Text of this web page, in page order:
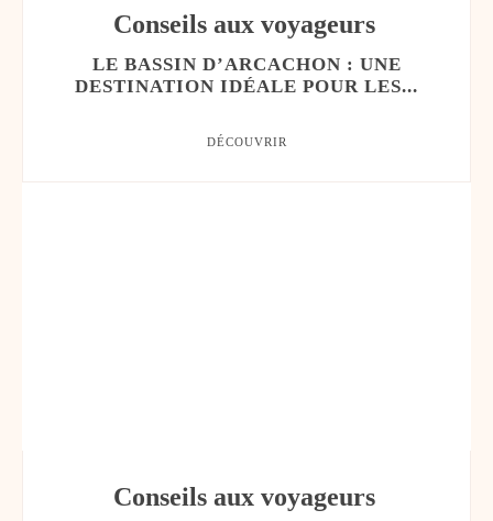
Conseils aux voyageurs
LE BASSIN D’ARCACHON : UNE
DESTINATION IDÉALE POUR LES...
DÉCOUVRIR
Conseils aux voyageurs